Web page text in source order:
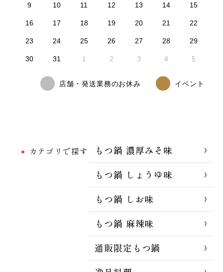
カテゴリで探す
もつ鍋 濃厚みそ味
もつ鍋 しょうゆ味
もつ鍋 しお味
もつ鍋 麻辣味
通販限定もつ鍋
9 10 11 12 13 14 15
16 17 18 19 20 21 22
23 24 25 26 27 28 29
30 31 1 2 3 4 5
店舗・発送業務のお休み イベント